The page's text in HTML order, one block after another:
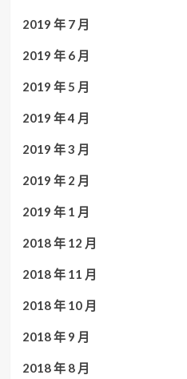
2019 年 7 月
2019 年 6 月
2019 年 5 月
2019 年 4 月
2019 年 3 月
2019 年 2 月
2019 年 1 月
2018 年 12 月
2018 年 11 月
2018 年 10 月
2018 年 9 月
2018 年 8 月